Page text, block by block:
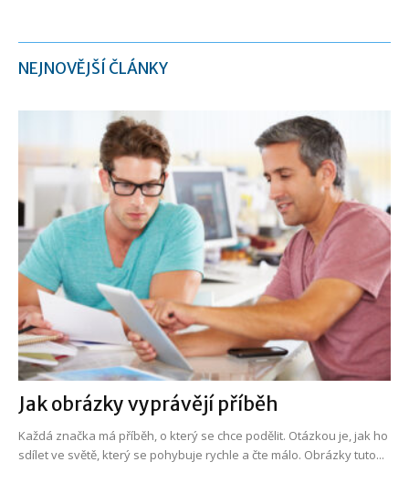
NEJNOVĚJŠÍ ČLÁNKY
Jak obrázky vyprávějí příběh
Každá značka má příběh, o který se chce podělit. Otázkou je, jak ho
sdílet ve světě, který se pohybuje rychle a čte málo. Obrázky tuto...